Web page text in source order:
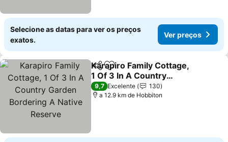
Selecione as datas para ver os preços
exatos.
Ver preços
PartilharAdicionar aos favoritos
Karapiro Family Cottage,
1 Of 3 In A Country
Garden Bordering A
Native Reserve
Ver preços
9,7 Excelente
130
a 12.9 km de Hobbiton